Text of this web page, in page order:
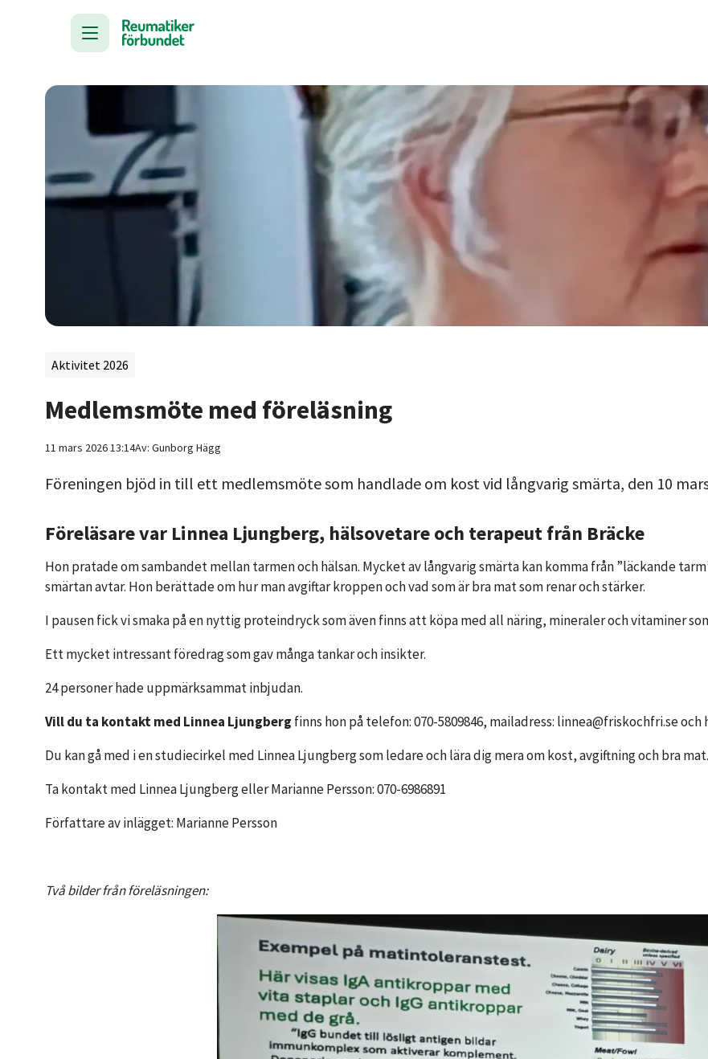
Aktivitet 2026
Medlemsmöte med föreläsning
11 mars 2026 13:14Av: Gunborg Hägg
Föreningen bjöd in till ett medlemsmöte som handlade om kost vid långvarig smärta, den 10
Föreläsare var Linnea Ljungberg, hälsovetare och terapeut från Bräcke
Hon pratade om sambandet mellan tarmen och hälsan. Mycket av långvarig smärta kan komma från ”läckande
smärtan avtar. Hon berättade om hur man avgiftar kroppen och vad som är bra mat som renar och stärker.
I pausen fick vi smaka på en nyttig proteindryck som även finns att köpa med all näring, mineraler och vitaminer
Ett mycket intressant föredrag som gav många tankar och insikter.
24 personer hade uppmärksammat inbjudan.
Vill du ta kontakt med Linnea Ljungberg finns hon på telefon: 070-5809846, mailadress: linnea@friskochfri.se och
Du kan gå med i en studiecirkel med Linnea Ljungberg som ledare och lära dig mera om kost, avgiftning och bra mat.
Ta kontakt med Linnea Ljungberg eller Marianne Persson: 070-6986891
Författare av inlägget: Marianne Persson
Två bilder från föreläsningen: